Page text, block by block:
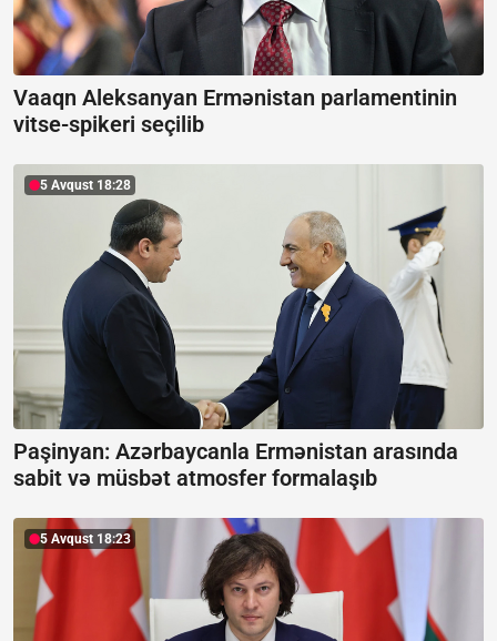
Vaaqn Aleksanyan Ermənistan parlamentinin
vitse-spikeri seçilib
5 Avqust 18:28
Paşinyan: Azərbaycanla Ermənistan arasında
sabit və müsbət atmosfer formalaşıb
5 Avqust 18:23